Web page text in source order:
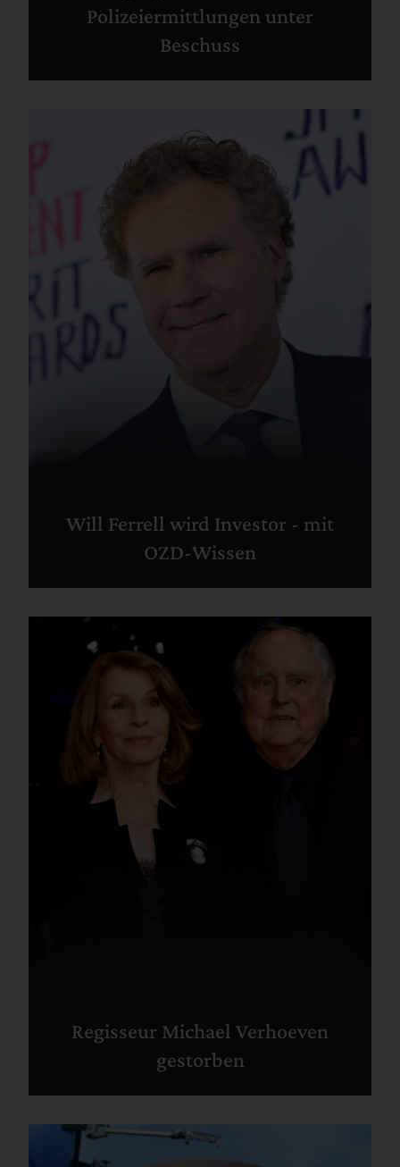
Polizeiermittlungen unter
Beschuss
Will Ferrell wird Investor - mit
OZD-Wissen
Regisseur Michael Verhoeven
gestorben